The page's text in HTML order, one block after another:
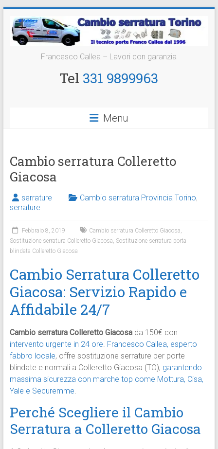
contenuto
Cambio
Serratura
Francesco Callea – Lavori con garanzia
Tel 331 9899963
Menu
Cambio serratura Colleretto
Giacosa
serrature Cambio serratura Provincia Torino,
serrature
Febbraio 8, 2019 Cambio serratura Colleretto Giacosa,
Sostituzione serratura Colleretto Giacosa, Sostituzione serratura porta
blindata Colleretto Giacosa
Cambio Serratura Colleretto
Giacosa: Servizio Rapido e
Affidabile 24/7
Cambio serratura Colleretto Giacosada 150€ con
intervento urgente in 24 ore. Francesco Callea, esperto
fabbro locale, offre sostituzione serrature per porte
blindate e normali a Colleretto Giacosa (TO), garantendo
massima sicurezza con marche top come Mottura, Cisa,
Yale e Securemme.​
Perché Scegliere il Cambio
Serratura a Colleretto Giacosa